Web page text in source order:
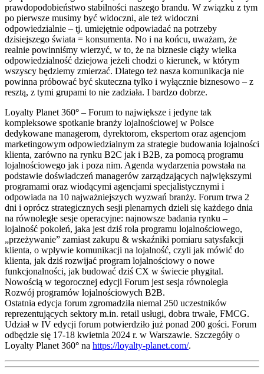
prawdopodobieństwo stabilności naszego brandu. W związku z tym
po pierwsze musimy być widoczni, ale też widoczni
odpowiedzialnie – tj. umiejętnie odpowiadać na potrzeby
dzisiejszego świata = konsumenta. No i na końcu, uważam, że
realnie powinniśmy wierzyć, w to, że na biznesie ciąży wielka
odpowiedzialność dziejowa jeżeli chodzi o kierunek, w którym
wszyscy będziemy zmierzać. Dlatego też nasza komunikacja nie
powinna próbować być skuteczna tylko i wyłącznie biznesowo – z
resztą, z tymi grupami to nie zadziała. I bardzo dobrze.
Loyalty Planet 360° – Forum to największe i jedyne tak
kompleksowe spotkanie branży lojalnościowej w Polsce
dedykowane managerom, dyrektorom, ekspertom oraz agencjom
marketingowym odpowiedzialnym za strategie budowania lojalności
klienta, zarówno na rynku B2C jak i B2B, za pomocą programu
lojalnościowego jak i poza nim. Agenda wydarzenia powstała na
podstawie doświadczeń managerów zarządzających największymi
programami oraz wiodącymi agencjami specjalistycznymi i
odpowiada na 10 najważniejszych wyzwań branży. Forum trwa 2
dni i oprócz strategicznych sesji plenarnych dzieli się każdego dnia
na równoległe sesje operacyjne: najnowsze badania rynku –
lojalność pokoleń, jaka jest dziś rola programu lojalnościowego,
„przeżywanie” zamiast zakupu & wskaźniki pomiaru satysfakcji
klienta, o wpływie komunikacji na lojalność, czyli jak mówić do
klienta, jak dziś rozwijać program lojalnościowy o nowe
funkcjonalności, jak budować dziś CX w świecie phygital.
Nowością w tegorocznej edycji Forum jest sesja równoległa
Rozwój programów lojalnościowych B2B.
Ostatnia edycja forum zgromadziła niemal 250 uczestników
reprezentujących sektory m.in. retail usługi, dobra trwałe, FMCG.
Udział w IV edycji forum potwierdziło już ponad 200 gości. Forum
odbędzie się 17-18 kwietnia 2024 r. w Warszawie. Szczegóły o
Loyalty Planet 360° na https://loyalty-planet.com/.